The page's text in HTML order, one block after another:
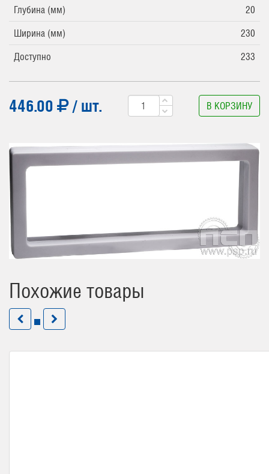
Глубина (мм)
20
Ширина (мм)
230
Доступно
233
446.00 / шт. В КОРЗИНУ
Похожие товары